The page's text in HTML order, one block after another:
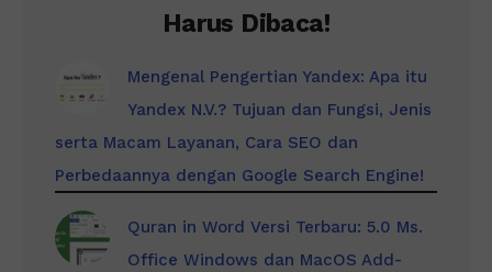
Harus Dibaca!
Mengenal Pengertian Yandex: Apa itu
Yandex N.V.? Tujuan dan Fungsi, Jenis
serta Macam Layanan, Cara SEO dan
Perbedaannya dengan Google Search Engine!
Quran in Word Versi Terbaru: 5.0 Ms.
Office Windows dan MacOS Add-